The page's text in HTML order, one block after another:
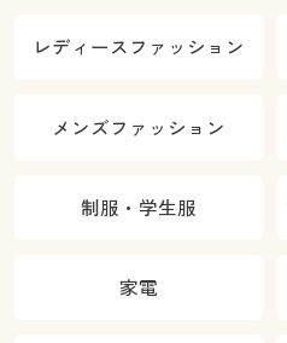
レディースファッション
メンズファッション
制服・学生服
家電